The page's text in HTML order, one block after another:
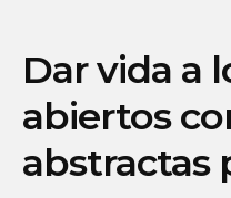
Dar vida a
abiertos
abstractas